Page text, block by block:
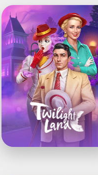
チ
Twilight
Land：
ア
イ
テ
ム
探
し